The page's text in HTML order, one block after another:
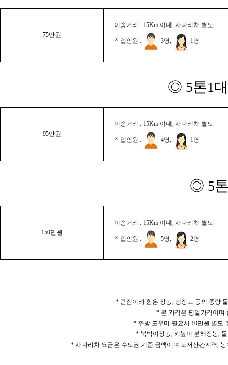
75만원
이송거리 : 15Km 이내, 사다리차 별도
작업인원 : 3명, 1명
◎ 5톤1
95만원
이송거리 : 15Km 이내, 사다리차 별도
작업인원 : 4명, 1명
◎ 5
150만원
이송거리 : 15Km 이내, 사다리차 별도
작업인원 : 5명, 2명
* 큰짐이라 함은 장농, 냉장고 등의 중량
* 본 가격은 평일가격이며
* 주방 도우미 필요시 10만원 별도
* 북박이장농, 키높이 분해장농,
* 사다리차 요금은 수도권 기준 금액이며 도서산간지역,